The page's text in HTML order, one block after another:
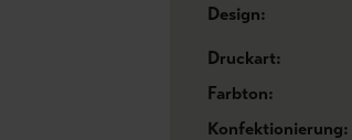
Design:
Druckart:
Farbton:
Konfektionierung: